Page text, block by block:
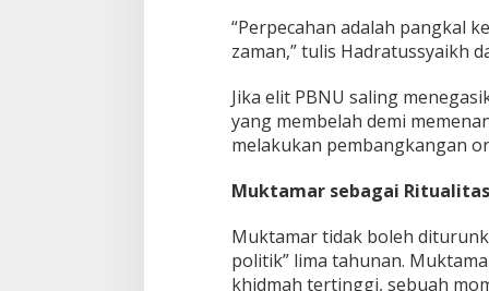
“Perpecahan adalah pangkal
zaman,” tulis Hadratussyaikh
Jika elit PBNU saling
yang membelah demi
melakukan pembangkangan
Muktamar sebagai
Muktamar tidak boleh
politik” lima tahunan.
khidmah tertinggi, sebuah